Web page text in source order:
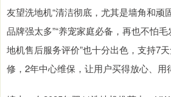
友望洗地机“清洁彻底，尤其是墙角和顽
品牌强太多”“养宠家庭必备，再也不怕
地机售后服务评价”也十分出色，支持7
修，2年中心维保，让用户买得放心、用